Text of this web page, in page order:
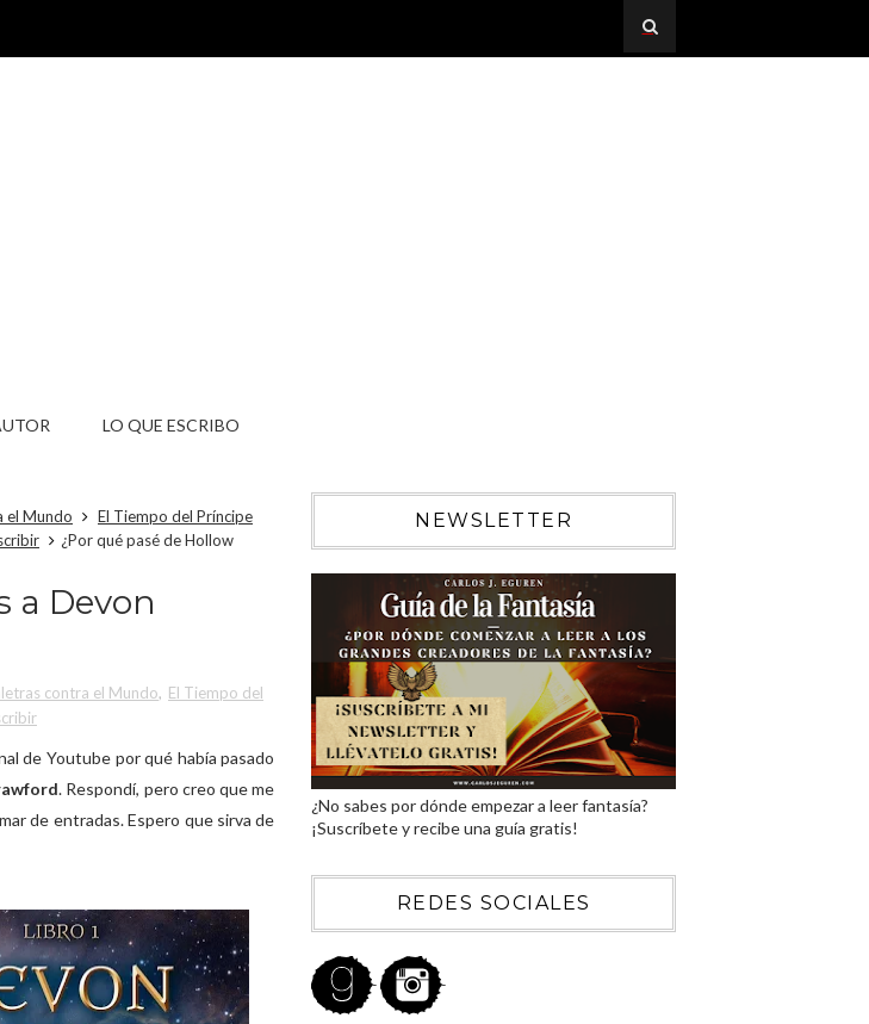
LO QUE ESCRIBO
el Mundo
El Tiempo del Príncipe
¿Por qué pasé de Hollow
a Devon
contra el Mundo, El Tiempo del
de Youtube por qué había pasado
. Respondí, pero creo que me
de entradas. Espero que sirva de
NEWSLETTER
¿No sabes por dónde empezar a leer fantasía?
¡Suscríbete y recibe una guía gratis!
REDES SOCIALES